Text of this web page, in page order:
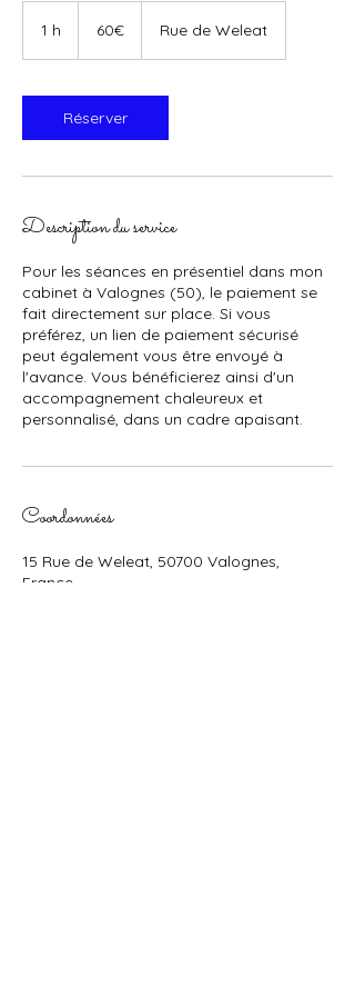
1 h 60€ Rue de Weleat
Réserver
Description du service
Pour les séances en présentiel dans mon
cabinet à Valognes (50), le paiement se
fait directement sur place. Si vous
préférez, un lien de paiement sécurisé
peut également vous être envoyé à
l'avance. Vous bénéficierez ainsi d'un
accompagnement chaleureux et
personnalisé, dans un cadre apaisant.
Coordonnées
15 Rue de Weleat, 50700 Valognes,
France